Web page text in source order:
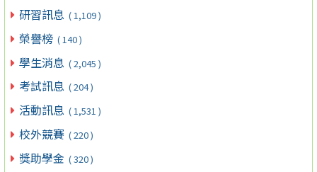
研習訊息 ( 1,109 )
榮譽榜 ( 140 )
學生消息 ( 2,045 )
考試訊息 ( 204 )
活動訊息 ( 1,531 )
校外競賽 ( 220 )
獎助學金 ( 320 )